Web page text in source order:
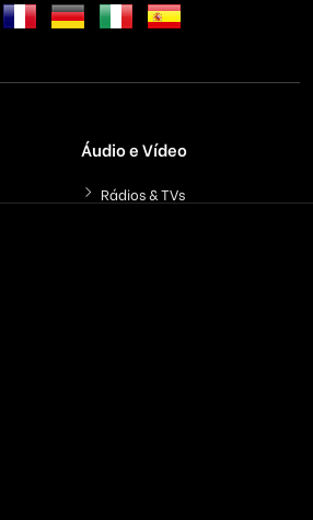
Áudio e Vídeo
Rádios & TVs